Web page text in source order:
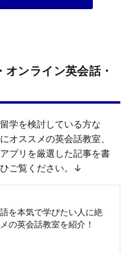
ンライン英会話・
学を検討している方な
オススメの英会話教室、
プリを厳選した記事を書
ご覧ください。↓
を本気で学びたい人に絶
の英会話教室を紹介！